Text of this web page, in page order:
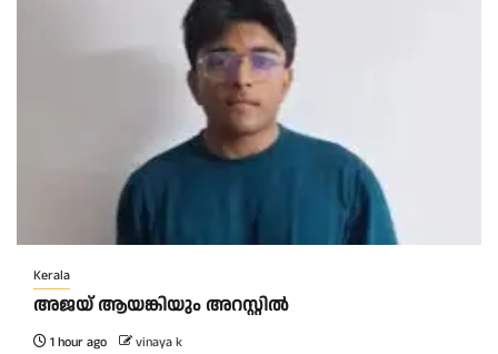
Kerala
അജയ് ആയങ്കിയും അറസ്റ്റിൽ
1 hour ago vinaya k